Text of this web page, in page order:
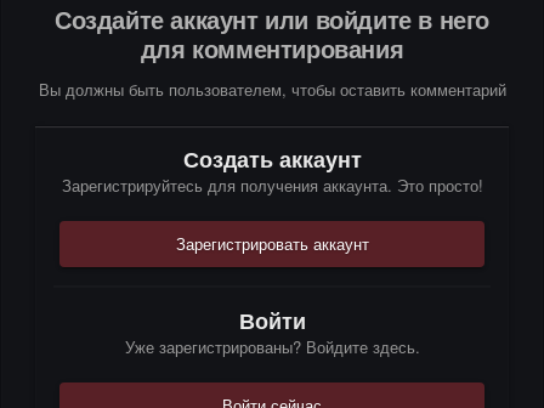
Создайте аккаунт или войдите в него
для комментирования
Вы должны быть пользователем, чтобы оставить комментарий
Создать аккаунт
Зарегистрируйтесь для получения аккаунта. Это просто!
Зарегистрировать аккаунт
Войти
Уже зарегистрированы? Войдите здесь.